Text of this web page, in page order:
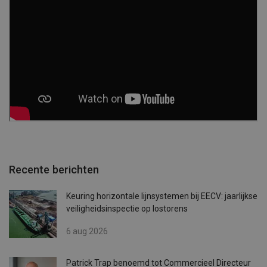
Recente berichten
Keuring horizontale lijnsystemen bij EECV: jaarlijkse
veiligheidsinspectie op lostorens
6 aug 2026
Patrick Trap benoemd tot Commercieel Directeur